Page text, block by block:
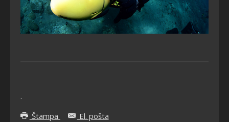
.
Štampa
El. pošta